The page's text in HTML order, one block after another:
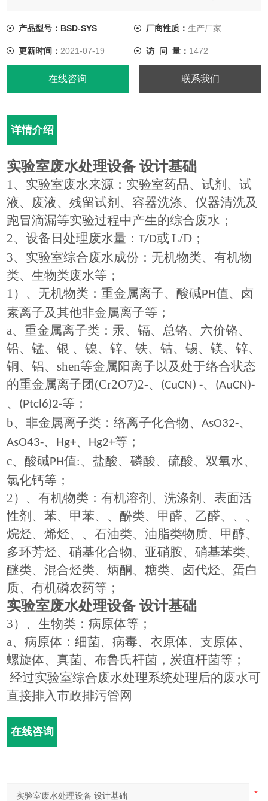
管网
产品型号：BSD-SYS 厂商性质： 生产厂家
更新时间： 2021-07-19 访 问 量： 1472
在线咨询 联系我们
详情介绍
实验室废水处理设备 设计基础
1、实验室废水来源：实验室药品、试剂、试
液、废液、残留试剂、容器洗涤、仪器清洗及
跑冒滴漏等实验过程中产生的综合废水；
2、设备日处理废水量：T/D或 L/D ；
3、实验室综合废水成份：无机物类、有机物
类、生物类废水等；
1 ）、无机物类：重金属离子、酸碱PH值、卤
素离子及其他非金属离子等；
a、重金属离子类：汞、镉、总铬、六价铬、
铅、锰、银 、镍、锌、铁、钴、锡、镁、锌、
铜、铝、 shen等金属阳离子以及处于络合状态
的重金属离子团 (Cr2O7)2-、 (CuCN) -、 (AuCN)-
、 (Ptcl6)2-等；
b、非金属离子类：络离子化合物、AsO32-、
AsO43-、 Hg+、 Hg2+等；
c、酸碱PH值:、盐酸、磷酸、硫酸、双氧水、
氯化钙等；
2）、有机物类：有机溶剂、洗涤剂、表面活
性剂、苯、甲苯、、酚类、甲醛、乙醛、、、
烷烃、烯烃、、石油类、油脂类物质、甲醇、
多环芳烃、硝基化合物、亚硝胺、硝基苯类、
醚类、混合烃类、炳酮、糖类、卤代烃、蛋白
质、有机磷农药等；
实验室废水处理设备 设计基础
3）、生物类：病原体等；
a、病原体：细菌、病毒、衣原体、支原体、
螺旋体、真菌、布鲁氏杆菌，炭疽杆菌等；
经过实验室综合废水处理系统处理后的废水可
直接排入市政排污管网
在线咨询